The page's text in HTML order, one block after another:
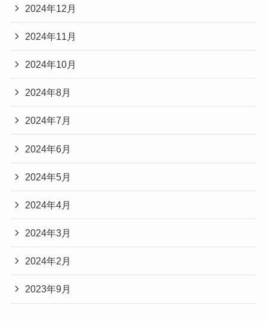
2024年12月
2024年11月
2024年10月
2024年8月
2024年7月
2024年6月
2024年5月
2024年4月
2024年3月
2024年2月
2023年9月